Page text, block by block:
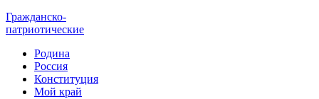
Гражданско-
патриотические
Родина
Россия
Конституция
Мой край